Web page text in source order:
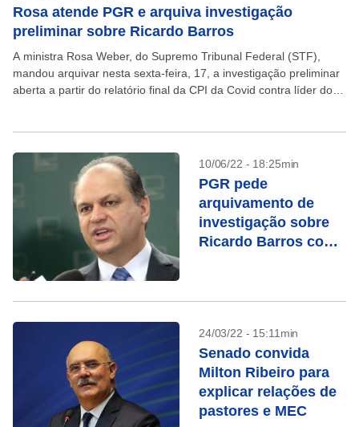
Rosa atende PGR e arquiva investigação
preliminar sobre Ricardo Barros
A ministra Rosa Weber, do Supremo Tribunal Federal (STF),
mandou arquivar nesta sexta-feira, 17, a investigação preliminar
aberta a partir do relatório final da CPI da Covid contra líder do
10/06/22 - 18:25min
PGR pede
arquivamento de
investigação sobre
Ricardo Barros com
24/03/22 - 15:11min
Senado convida
Milton Ribeiro para
explicar relações de
pastores e MEC